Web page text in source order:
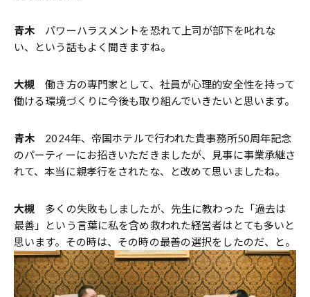
青木 パワーハラスメントを恐れて上司が部下を叱れな
い、という話もよく聞きますね。
大槻 働き方の専門家として、社員が心理的安全性を持って
働ける環境づくりに今後も取り組んでいきたいと思います。
青木 2024年、帝国ホテルで行われた貴事務所50周年記念
のパーティーにお招きいただきましたが、見事に事業承継さ
れて、本当に親孝行をされたな、と改めて思いましたね。
大槻 多くの失敗もしましたが、先生に教わった「過去は
最善」という言葉に私を含め救われた経営者はとても多いと
思います。その時は、その時の最善の選択をしたのだ、と。